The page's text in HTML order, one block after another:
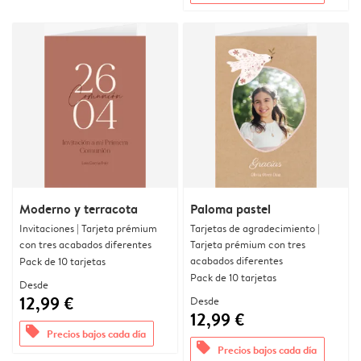
Moderno y terracota
Invitaciones | Tarjeta prémium
con tres acabados diferentes
Pack de 10 tarjetas
Desde
12,99 €
offers Precios bajos cada día
Paloma pastel
Tarjetas de agradecimiento |
Tarjeta prémium con tres
acabados diferentes
Pack de 10 tarjetas
Desde
12,99 €
offers Precios bajos cada día